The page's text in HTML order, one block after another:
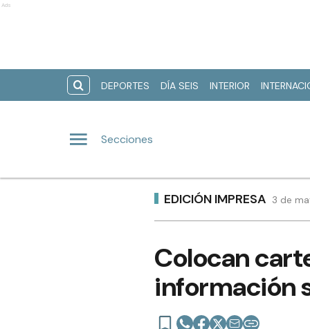
Ads
DEPORTES DÍA SEIS INTERIOR
Secciones
EDICIÓN IMPRESA 3 de
Colocan
información